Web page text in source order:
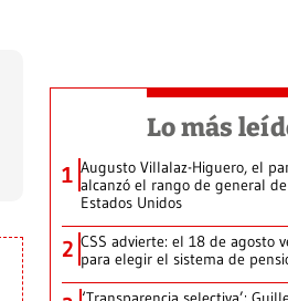
Lo más
1 Augusto Villalaz-Higuero, el
alcanzó el rango de general
Estados Unidos
2 CSS advierte: el 18 de agosto
para elegir el sistema de